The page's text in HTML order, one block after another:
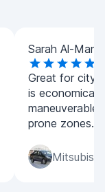
Sarah Al-
Great for city
is economical
maneuverable
prone zones.